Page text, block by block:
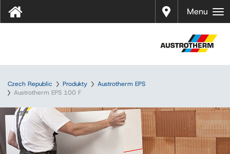
Prodej
Menu
Czech Republic Produkty
Austrotherm EPS
Austrotherm EPS 100 F